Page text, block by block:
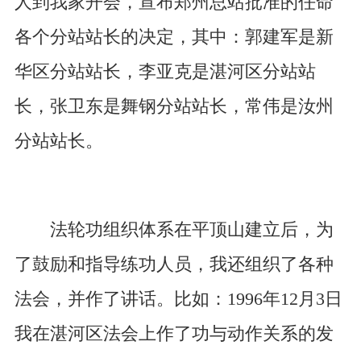
各个分站站长的决定，其中：郭建军是新
华区分站站长，李亚克是湛河区分站站
长，张卫东是舞钢分站站长，常伟是汝州
分站站长。
法轮功组织体系在平顶山建立后，为
了鼓励和指导练功人员，我还组织了各种
法会，并作了讲话。比如：1996年12月3日
我在湛河区法会上作了功与动作关系的发